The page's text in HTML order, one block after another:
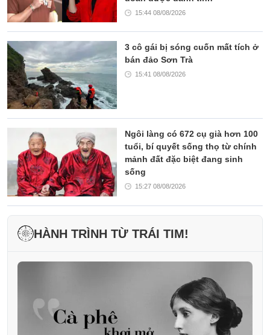
15:44 08/08/2026
3 cô gái bị sóng cuốn mất tích ở
bán đảo Sơn Trà
15:41 08/08/2026
Ngôi làng có 672 cụ già hơn 100
tuổi, bí quyết sống thọ từ chính
mảnh đất đặc biệt đang sinh
sống
15:27 08/08/2026
HÀNH TRÌNH TỪ TRÁI TIM!